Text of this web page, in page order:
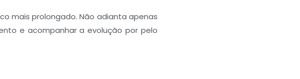
mais prolongado. Não adianta apenas
e acompanhar a evolução por pelo